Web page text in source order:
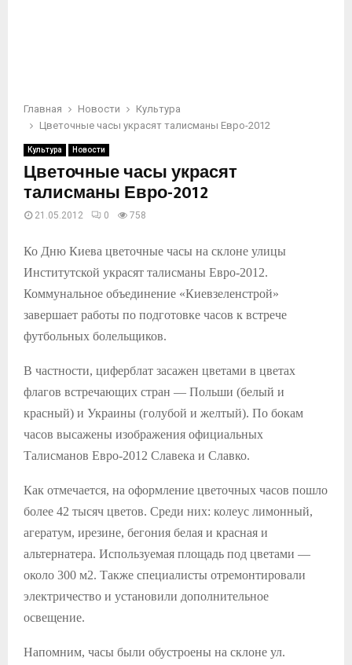
Главная Новости
Культура
Цветочные часы украсят талисманы Евро-2012
Культура Новости
Цветочные часы украсят
талисманы Евро-2012
21.05.2012 0 758
Ко Дню Киева цветочные часы на склоне улицы
Институтской украсят талисманы Евро-2012.
Коммунальное объединение «Киевзеленстрой»
завершает работы по подготовке часов к встрече
футбольных болельщиков.
В частности, циферблат засажен цветами в цветах
флагов встречающих стран — Польши (белый и
красный) и Украины (голубой и желтый). По бокам
часов высажены изображения официальных
Талисманов Евро-2012 Славека и Славко.
Как отмечается, на оформление цветочных часов пошло
более 42 тысяч цветов. Среди них: колеус лимонный,
агератум, ирезине, бегония белая и красная и
альтернатера. Используемая площадь под цветами —
около 300 м2. Также специалисты отремонтировали
электричество и установили дополнительное
освещение.
Напомним, часы были обустроены на склоне ул.